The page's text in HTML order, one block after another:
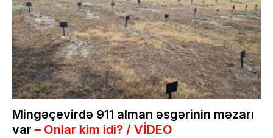
Mingəçevirdə 911 alman əsgərinin məzarı
var – Onlar kim idi? / VİDEO